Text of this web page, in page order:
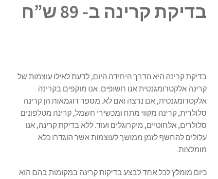
My account
סל קניות
צור קשר
קופה
בדיקת קרינה ב- 89 ש”ח
בדיקת קרינה היא הדרך היחידה היום, לדעת לאילו עוצמות של
קרינה אלקטרומגנטית אנו חשופים. אנו מוקפים בקרינה
אלקטרומגנטית, אם נרצה ואם לא. מספר דוגמאות הן קרינה
סלולרית, קרינה מקווי מתח ומכשירי חשמל, קרינה מטלפונים
סלולרים, אלחוטיים, מיקרוגלים ועוד. ללא בדיקת קרינה, אנו
עלולים להחשף לזמן ממושך לעוצמות אשר הוגדרו כלא
מומלצות.
כיום מומלץ לכל אחד לבצע בדיקות קרינה במקומות בהם הוא